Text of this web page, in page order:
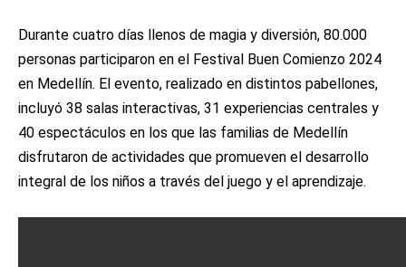
Durante cuatro días llenos de magia y diversión, 80.000
personas participaron en el Festival Buen Comienzo 2024
en Medellín. El evento, realizado en distintos pabellones,
incluyó 38 salas interactivas, 31 experiencias centrales y
40 espectáculos en los que las familias de Medellín
disfrutaron de actividades que promueven el desarrollo
integral de los niños a través del juego y el aprendizaje.